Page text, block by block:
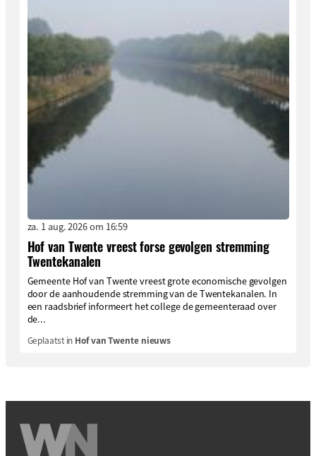
za. 1 aug. 2026 om 16:59
Hof van Twente vreest forse gevolgen stremming
Twentekanalen
Gemeente Hof van Twente vreest grote economische gevolgen
door de aanhoudende stremming van de Twentekanalen. In
een raadsbrief informeert het college de gemeenteraad over
de...
Geplaatst in Hof van Twente nieuws